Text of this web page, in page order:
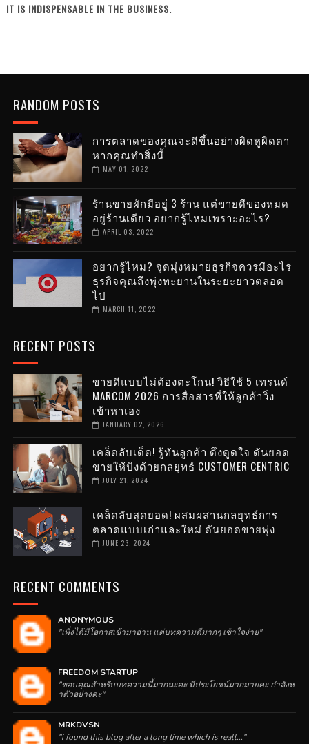
IT IS INDISPENSABLE IN THE BUSINESS.
RANDOM POSTS
การตลาดของคุณจะดีขึ้นอย่างผิดหูผิดตา
หากคุณทำสิ่งนี้
MAY 01, 2022
ร้านขายผักมีอยู่ 3 ร้าน แต่ขายดีของหมด
อยู่ร้านเดียว อยากรู้ไหมเพราะอะไร?
APRIL 03, 2022
อยากรู้ไหม? จุดมุ่งหมายธุรกิจควรมีอะไร
ธุรกิจคุณถึงพุ่งทะยานในระยะยาวตลอด
ไป
MARCH 11, 2022
RECENT POSTS
ขายดีแบบไม่ต้องตะโกน! วิธีใช้ 5 เทรนด์
MARCOM 2026 การสื่อสารที่ให้ลูกค้าวิ่ง
เข้าหาเอง
JANUARY 02, 2026
เคล็ดลับเด็ด! รู้ทันลูกค้า ดึงดูดใจ ดันยอด
ขายให้ปังด้วยกลยุทธ์ CUSTOMER CENTRIC
JULY 21, 2024
เคล็ดลับสุดยอด! ผสมผสานกลยุทธ์การ
ตลาดแบบเก่าและใหม่ ดันยอดขายพุ่ง
JUNE 23, 2024
RECENT COMMENTS
ANONYMOUS
"เพิ่งได้มีโอกาสเข้ามาอ่าน แต่บทความดีมากๆ เข้าใจง่าย"
FREEDOM STARTUP
"ขอบคุณสำหรับบทความนี้มากนะคะ มีประโยชน์มากมายคะ กำลังห
าตัวอย่างคะ"
MRKDVSN
"i found this blog after a long time which is reall..."